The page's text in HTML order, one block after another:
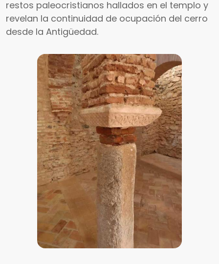
restos paleocristianos hallados en el templo y
revelan la continuidad de ocupación del cerro
desde la Antigüedad.